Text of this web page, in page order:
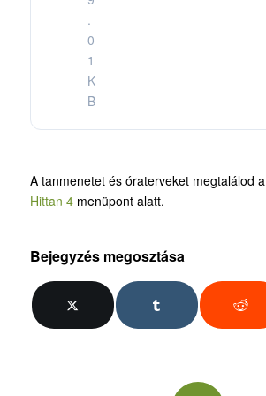
.
0
1
K
B
A tanmenetet és óraterveket megtalálod a
Hittan 4menüpont alatt.
Bejegyzés megosztása